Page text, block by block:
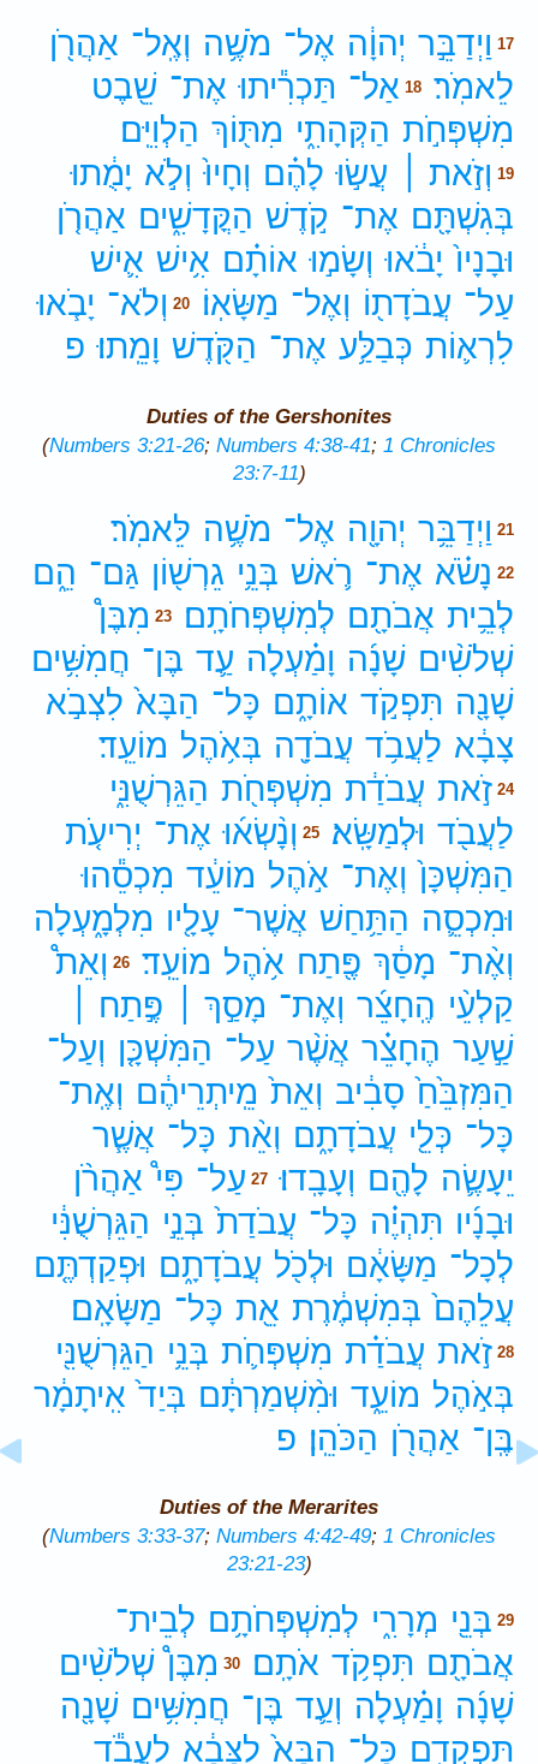
17 וַיְדַבֵּ֣ר יְהוָ֔ה אֶל־ מֹשֶׁ֥ה וְאֶֽל־ אַהֲרֹ֖ן
לֵאמֹֽר׃
18 אַל־ תַּכְרִ֕יתוּ אֶת־ שֵׁ֖בֶט
מִשְׁפְּחֹ֣ת הַקְּהָתִ֑י מִתּ֖וֹךְ הַלְוִיִּֽם׃
19 וְזֹ֣את ׀ עֲשׂ֣וּ לָהֶ֗ם וְחָיוּ֙ וְלֹ֣א יָמֻ֔תוּ
בְּגִשְׁתָּ֖ם אֶת־ קֹ֣דֶשׁ הַקֳּדָשִׁ֑ים אַהֲרֹ֤ן
וּבָנָיו֙ יָבֹ֔אוּ וְשָׂמ֣וּ אוֹתָ֗ם אִ֥ישׁ אִ֛ישׁ
עַל־ עֲבֹדָת֖וֹ וְאֶל־ מַשָּׂאֽוֹ׃ 20 וְלֹא־ יָבֹ֧אוּ
לִרְא֛וֹת כְּבַלַּ֥ע אֶת־ הַקֹּ֖דֶשׁ וָמֵֽתוּ׃ פ
Duties of the Gershonites
(Numbers 3:21-26; Numbers 4:38-41; 1 Chronicles
23:7-11)
21 וַיְדַבֵּ֥ר יְהוָ֖ה אֶל־ מֹשֶׁ֥ה לֵּאמֹֽר׃
22 נָשֹׂ֗א אֶת־ רֹ֛אשׁ בְּנֵ֥י גֵרְשׁ֖וֹן גַּם־ הֵ֑ם
לְבֵ֥ית אֲבֹתָ֖ם לְמִשְׁפְּחֹתָֽם׃ 23 מִבֶּן֩
שְׁלֹשִׁ֨ים שָׁנָ֜ה וָמַ֗עְלָה עַ֛ד בֶּן־ חֲמִשִּׁ֥ים
שָׁנָ֖ה תִּפְקֹ֣ד אוֹתָ֑ם כָּל־ הַבָּא֙ לִצְבֹ֣א
צָבָ֔א לַעֲבֹ֥ד עֲבֹדָ֖ה בְּאֹ֥הֶל מוֹעֵֽד׃
24 זֹ֣את עֲבֹדַ֔ת מִשְׁפְּחֹ֖ת הַגֵּרְשֻׁנִּ֑י
לַעֲבֹ֖ד וּלְמַשָּֽׂא׃ 25 וְנָ֨שְׂא֜וּ אֶת־ יְרִיעֹ֤ת
הַמִּשְׁכָּן֙ וְאֶת־ אֹ֣הֶל מוֹעֵ֔ד מִכְסֵ֕הוּ
וּמִכְסֵ֛ה הַתַּ֥חַשׁ אֲשֶׁר־ עָלָ֖יו מִלְמָ֑עְלָה
וְאֶ֨ת־ מָסַ֔ךְ פֶּ֖תַח אֹ֥הֶל מוֹעֵֽד׃ 26 וְאֵת֩
קַלְעֵ֨י הֶֽחָצֵ֜ר וְאֶת־ מָסַ֣ךְ ׀
פֶּ֣תַח ׀
שַׁ֣עַר הֶחָצֵ֗ר אֲשֶׁ֨ר עַל־ הַמִּשְׁכָּ֤ן וְעַל־
הַמִּזְבֵּ֙חַ֙ סָבִ֔יב וְאֵת֙ מֵֽיתְרֵיהֶ֔ם וְאֶֽת־
כָּל־ כְּלֵ֖י עֲבֹדָתָ֑ם וְאֵ֨ת כָּל־ אֲשֶׁ֧ר
יֵעָשֶׂ֛ה לָהֶ֖ם וְעָבָֽדוּ׃ 27 עַל־ פִּי֩ אַהֲרֹ֨ן
וּבָנָ֜יו תִּהְיֶ֗ה כָּל־ עֲבֹדַת֙ בְּנֵ֣י הַגֵּרְשֻׁנִּ֔י
לְכָל־ מַשָּׂאָ֔ם וּלְכֹ֖ל עֲבֹדָתָ֑ם וּפְקַדְתֶּ֤ם
עֲלֵהֶם֙ בְּמִשְׁמֶ֔רֶת אֵ֖ת כָּל־ מַשָּׂאָֽם׃
28 זֹ֣את עֲבֹדַ֗ת מִשְׁפְּחֹ֛ת בְּנֵ֥י הַגֵּרְשֻׁנִּ֖י
בְּאֹ֣הֶל מוֹעֵ֑ד וּמִ֨שְׁמַרְתָּ֔ם בְּיַד֙ אִֽיתָמָ֔ר
בֶּֽן־ אַהֲרֹ֖ן הַכֹּהֵֽן׃ פ
Duties of the Merarites
(Numbers 3:33-37; Numbers 4:42-49; 1 Chronicles
23:21-23)
29 בְּנֵ֖י מְרָרִ֑י לְמִשְׁפְּחֹתָ֥ם לְבֵית־
אֲבֹתָ֖ם תִּפְקֹ֥ד אֹתָֽם׃ 30 מִבֶּן֩ שְׁלֹשִׁ֨ים
שָׁנָ֜ה וָמַ֗עְלָה וְעַ֛ד בֶּן־ חֲמִשִּׁ֥ים שָׁנָ֖ה
תִּפְקְדֵ֑ם כָּל־ הַבָּא֙ לַצָּבָ֔א לַעֲבֹ֕ד